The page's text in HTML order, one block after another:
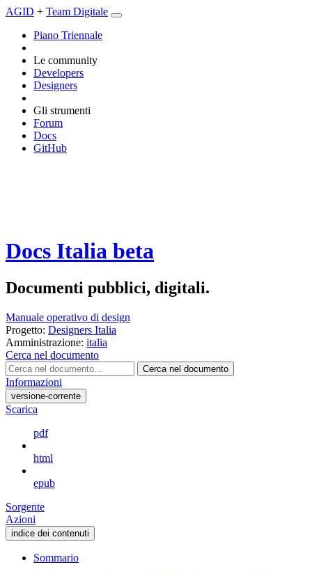
AGID + Team Digitale
Piano Triennale
Le community
Developers
Designers
Gli strumenti
Forum
Docs
GitHub
Docs Italia beta
Documenti pubblici, digitali.
Manuale operativo di design
Progetto: Designers Italia
Amministrazione: italia
Cerca nel documento
Cerca nel documento
Informazioni
versione-corrente
Scarica
pdf
html
epub
Sorgente
Azioni
indice dei contenuti
Sommario